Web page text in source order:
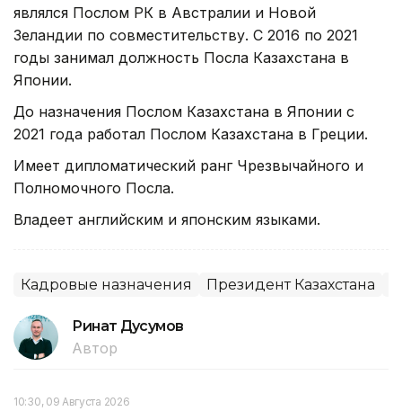
являлся Послом РК в Австралии и Новой
Зеландии по совместительству. С 2016 по 2021
годы занимал должность Посла Казахстана в
Японии.
До назначения Послом Казахстана в Японии с
2021 года работал Послом Казахстана в Греции.
Имеет дипломатический ранг Чрезвычайного и
Полномочного Посла.
Владеет английским и японским языками.
Кадровые назначения Президент Казахстана
Ринат Дусумов
Автор
10:30, 09 Августа 2026